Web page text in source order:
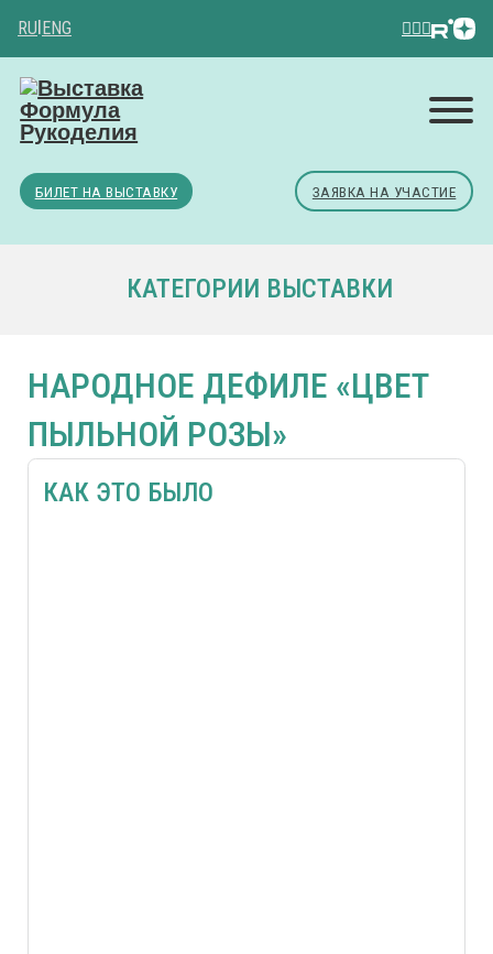
RU ENG
БИЛЕТ НА ВЫСТАВКУ ЗАЯВКА НА УЧАСТИЕ
КАТЕГОРИИ ВЫСТАВКИ
НАРОДНОЕ ДЕФИЛЕ «ЦВЕТ
ПЫЛЬНОЙ РОЗЫ»
КАК ЭТО БЫЛО